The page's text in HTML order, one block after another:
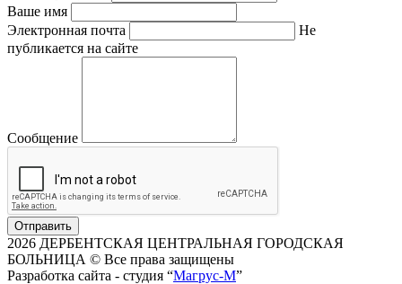
Ваше имя
Электронная почта
Не
публикается на сайте
Сообщение
Отправить
2026 ДЕРБЕНТСКАЯ ЦЕНТРАЛЬНАЯ ГОРОДСКАЯ
БОЛЬНИЦА © Все права защищены
Разработка сайта - студия “Магрус-М”